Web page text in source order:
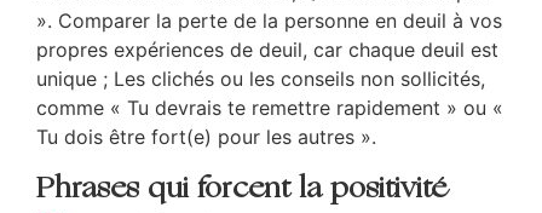
». Comparer la perte de la personne en deuil à vos
propres expériences de deuil, car chaque deuil est
unique ; Les clichés ou les conseils non sollicités,
comme « Tu devrais te remettre rapidement » ou «
Tu dois être fort(e) pour les autres ».
Phrases qui forcent la positivité